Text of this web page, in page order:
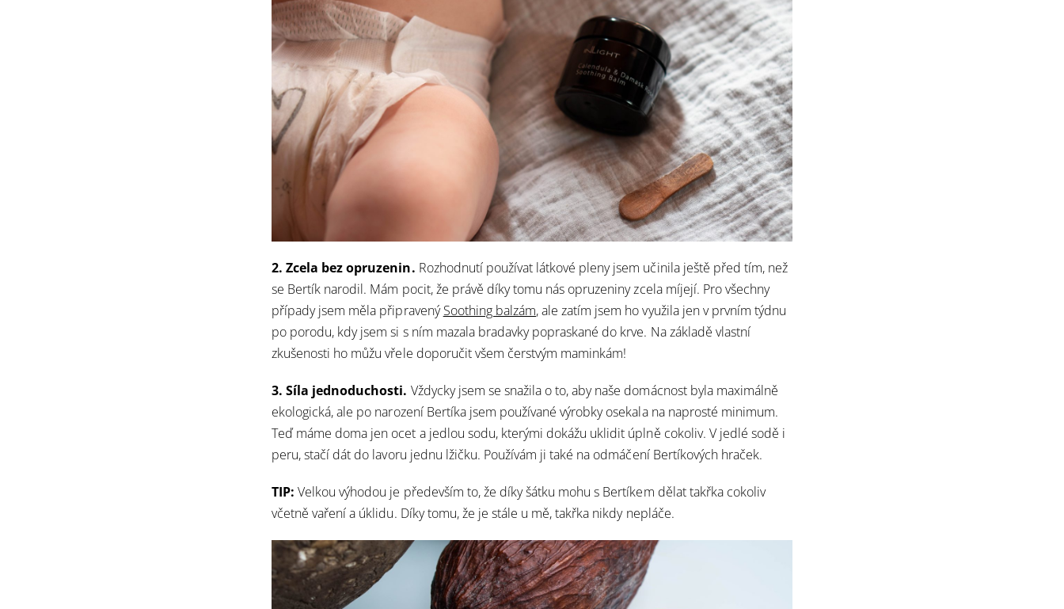
2. Zcela bez opruzenin. Rozhodnutí používat látkové pleny jsem učinila ještě před tím, než
se Bertík narodil. Mám pocit, že právě díky tomu nás opruzeniny zcela míjejí. Pro všechny
případy jsem měla připravenýSoothing balzám, ale zatím jsem ho využila jen v prvním týdnu
po porodu, kdy jsem si s ním mazala bradavky popraskané do krve. Na základě vlastní
zkušenosti ho můžu vřele doporučit všem čerstvým maminkám!
3. Síla jednoduchosti. Vždycky jsem se snažila o to, aby naše domácnost byla maximálně
ekologická, ale po narození Bertíka jsem používané výrobky osekala na naprosté minimum.
Teď máme doma jen ocet a jedlou sodu, kterými dokážu uklidit úplně cokoliv. V jedlé sodě i
peru, stačí dát do lavoru jednu lžičku. Používám ji také na odmáčení Bertíkových hraček.
TIP: Velkou výhodou je především to, že díky šátku mohu s Bertíkem dělat takřka cokoliv
včetně vaření a úklidu. Díky tomu, že je stále u mě, takřka nikdy nepláče.